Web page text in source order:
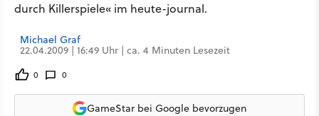
durch Killerspiele« im heute-journal.
Michael Graf
22.04.2009 | 16:49 Uhr | ca. 4 Minuten Lesezeit
0 0
GameStar bei Google bevorzugen